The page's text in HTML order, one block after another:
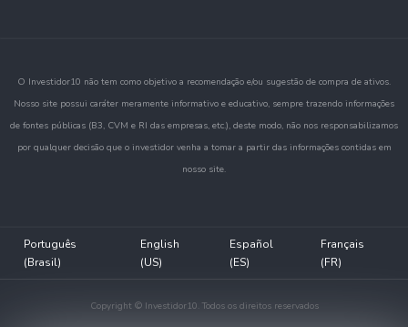
O Investidor10 não tem como objetivo a recomendação e/ou sugestão de compra de ativos.
Nosso site possui caráter meramente informativo e educativo, sempre trazendo informações
de fontes públicas (B3, CVM e RI das empresas, etc.), deste modo, não nos responsabilizamos
por qualquer decisão que o investidor venha a tomar a partir das informações contidas em
nosso site.
Português
(Brasil)
English
(US)
Español
(ES)
Français
(FR)
Copyright © Investidor10. Todos os direitos reservados